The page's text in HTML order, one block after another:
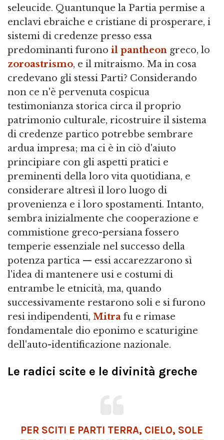
seleucide. Quantunque la Partia permise a
enclavi ebraiche e cristiane di prosperare, i
sistemi di credenze presso essa
predominanti furono il pantheon greco, lo
zoroastrismo, e il mitraismo. Ma in cosa
credevano gli stessi Parti? Considerando
non ce n'è pervenuta cospicua
testimonianza storica circa il proprio
patrimonio culturale, ricostruire il sistema
di credenze partico potrebbe sembrare
ardua impresa; ma ci è in ciò d'aiuto
principiare con gli aspetti pratici e
preminenti della loro vita quotidiana, e
considerare altresì il loro luogo di
provenienza e i loro spostamenti. Intanto,
sembra inizialmente che cooperazione e
commistione greco-persiana fossero
temperie essenziale nel successo della
potenza partica — essi accarezzarono sì
l'idea di mantenere usi e costumi di
entrambe le etnicità, ma, quando
successivamente restarono soli e si furono
resi indipendenti, Mitra fu e rimase
fondamentale dio eponimo e scaturigine
dell'auto-identificazione nazionale.
Le radici scite e le divinità greche
PER SCITI E PARTI TERRA, CIELO, SOLE